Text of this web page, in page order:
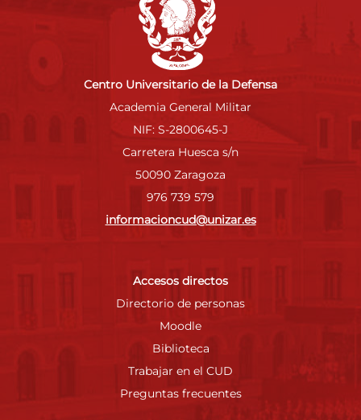
Centro Universitario de la Defensa
Academia General Militar
NIF: S-2800645-J
Carretera Huesca s/n
50090 Zaragoza
976 739 579
informacioncud@unizar.es
Accesos directos
Directorio de personas
Moodle
Biblioteca
Trabajar en el CUD
Preguntas frecuentes